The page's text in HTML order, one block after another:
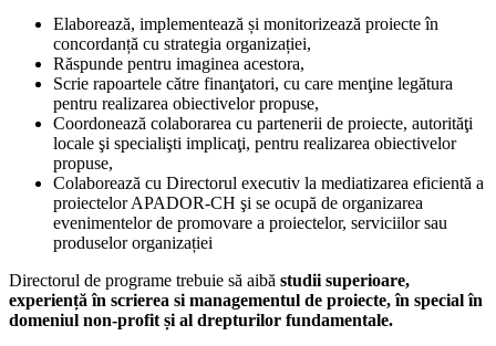
Elaborează, implementează și monitorizează proiecte în
concordanță cu strategia organizației,
Răspunde pentru imaginea acestora,
Scrie rapoartele către finanţatori, cu care menţine legătura
pentru realizarea obiectivelor propuse,
Coordonează colaborarea cu partenerii de proiecte, autorităţi
locale şi specialişti implicaţi, pentru realizarea obiectivelor
propuse,
Colaborează cu Directorul executiv la mediatizarea eficientă a
proiectelor APADOR-CH şi se ocupă de organizarea
evenimentelor de promovare a proiectelor, serviciilor sau
produselor organizației
Directorul de programe trebuie să aibă studii superioare,
experiență în scrierea si managementul de proiecte, în special în
domeniul non-profit și al drepturilor fundamentale.